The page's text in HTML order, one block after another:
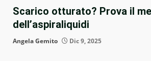
Scarico otturato? Prova il
dell’aspiraliquidi
Angela Gemito Dic 9, 2025